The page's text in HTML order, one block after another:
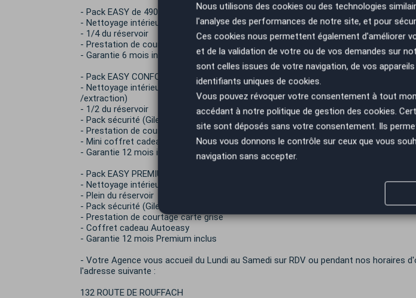
- Pack EASY de 490€ TTC :
- Nettoyage intérieur / extérieur standard
- 1/4 du réservoir
- Prestation de courtage carte grise
- Garantie 6 mois inclus
- Pack EASY CONFORT de 640€ TTC :
- Nettoyage intérieur / extérieur Premium avec traitement des moquettes et des
/extraction)
- 1/2 du réservoir
- Pack sécurité (Gilet + triangle)
- Prestation de courtage carte grise
- Mini coffret cadeau
- Garantie 12 mois inclus
- Pack EASY PREMIUM de 890€ TTC :
- Nettoyage intérieur / extérieur prestige
- Plein du réservoir
- Pack sécurité (Gilet + triangle)
- Prestation de courtage carte grise
- Coffret cadeau Autoeasy
- Garantie 12 mois Premium inclus
- Votre Agence vous accueil du Lundi au Samedi sur RDV ou pendant nos horaires
l'adresse suivante :
132 ROUTE DE ROUFFACH
Nous utilisons des cookies ou des technologies
l'analyse des performances de notre site, et pour
Ces cookies nous permettent également d'améliorer
et de la validation de votre ou de vos demandes sur
sont celles issues de votre navigation, de vos
identifiants uniques de cookies.
Vous pouvez révoquer votre consentement à tout
accédant à notre politique de gestion des cookies.
site sont déposés sans votre consentement. Ils
Nous vous donnons le contrôle sur ceux que vous
navigation sans accepter.